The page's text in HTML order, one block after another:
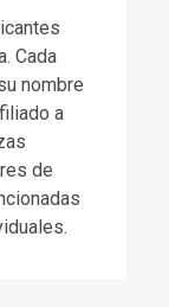
Cada
nombre
a
de